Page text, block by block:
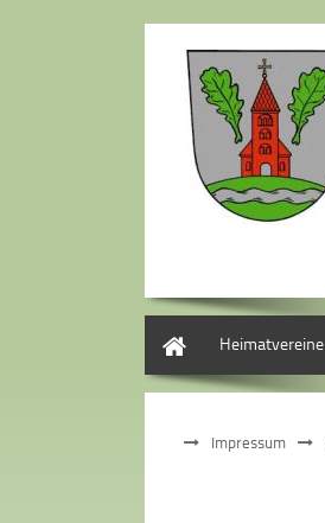
Heimatvereine
Impressum